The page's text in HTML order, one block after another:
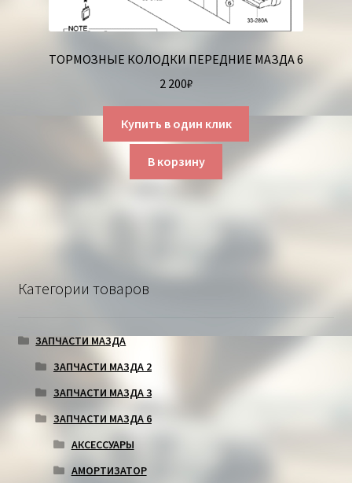
ТОРМОЗНЫЕ КОЛОДКИ ПЕРЕДНИЕ МАЗДА 6
2 200₽
Купить в один клик
В корзину
Категории товаров
ЗАПЧАСТИ МАЗДА
ЗАПЧАСТИ МАЗДА 2
ЗАПЧАСТИ МАЗДА 3
ЗАПЧАСТИ МАЗДА 6
АКСЕССУАРЫ
АМОРТИЗАТОР